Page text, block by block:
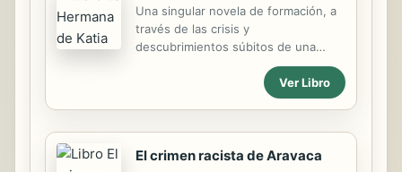
Una singular novela de formación, a
través de las crisis y
descubrimientos súbitos de una
adolescente: hija de una prostituta y
hermana de una bailarina de
striptease, la protagonista es, sin
través de la cual todo adquie
Ver Libro
El crimen racista de Aravaca